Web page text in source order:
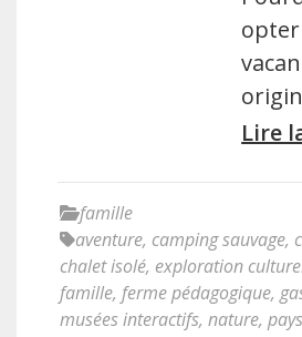
Lire
famille
aventure, camping sauvage,
chalet isolé, exploration
famille, ferme pédagogique,
musées interactifs, nature,